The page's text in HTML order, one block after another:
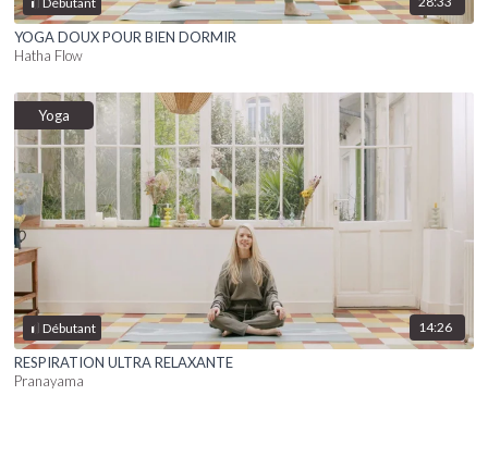
YOGA DOUX POUR BIEN DORMIR
Hatha Flow
Débutant
Yoga
14:26
RESPIRATION ULTRA RELAXANTE
Pranayama